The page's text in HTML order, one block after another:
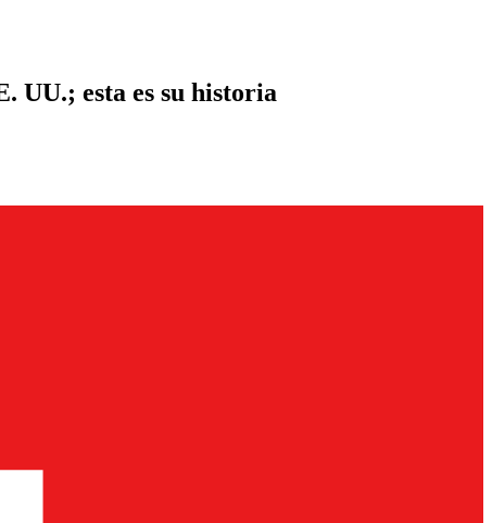
UU.; esta es su historia